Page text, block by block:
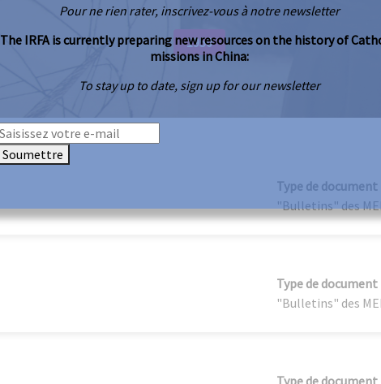
1950
Type de document
"Bulletins" des
Type de document
"Bulletins" des
Type de document
Pour ne rien rater, inscrivez-vous à notre newsletter
The IRFA is currently preparing new resources on the history of
missions in China:
To stay up to date, sign up for our newsletter
Soumettre